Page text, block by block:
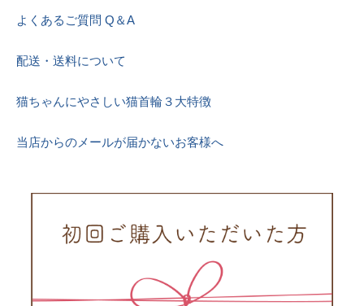
よくあるご質問 Q＆A
配送・送料について
猫ちゃんにやさしい猫首輪３大特徴
当店からのメールが届かないお客様へ